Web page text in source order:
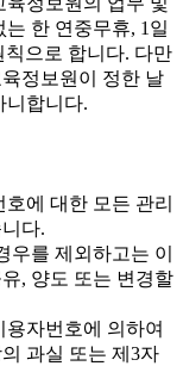
한 연중무휴, 1일
칙으로 합니다. 다만
정보원이 정한 날
니합니다.
에 대한 모든 관리
다.
를 제외하고는 이
, 양도 또는 변경할
자번호에 의하여
과실 또는 제3자